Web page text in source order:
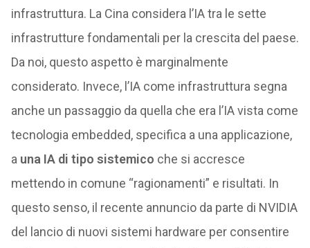
infrastruttura. La Cina considera l’IA tra le sette
infrastrutture fondamentali per la crescita del paese.
Da noi, questo aspetto è marginalmente
considerato. Invece, l’IA come infrastruttura segna
anche un passaggio da quella che era l’IA vista come
tecnologia embedded, specifica a una applicazione,
a una IA di tipo sistemico che si accresce
mettendo in comune “ragionamenti” e risultati. In
questo senso, il recente annuncio da parte di NVIDIA
del lancio di nuovi sistemi hardware per consentire